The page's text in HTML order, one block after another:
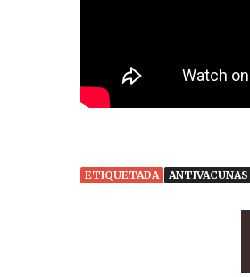
ETIQUETADA ANTIVACUNAS